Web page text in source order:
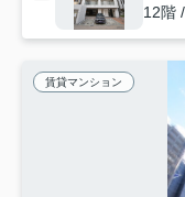
12階
賃貸マンション